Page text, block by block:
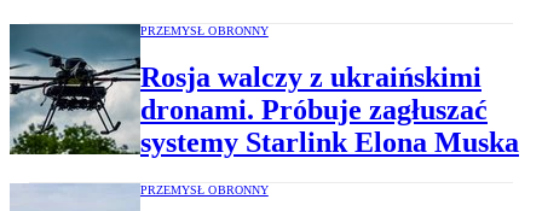
PRZEMYSŁ OBRONNY
Rosja walczy z ukraińskimi
dronami. Próbuje zagłuszać
systemy Starlink Elona Muska
PRZEMYSŁ OBRONNY